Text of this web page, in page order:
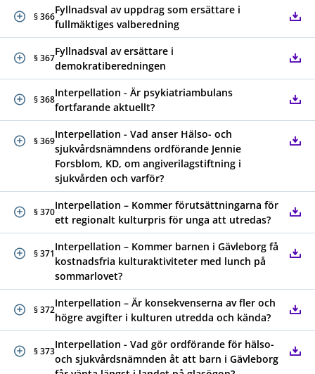
§ 366
Fyllnadsval av uppdrag som ersättare i
fullmäktiges valberedning
§ 367
Fyllnadsval av ersättare i
demokratiberedningen
§ 368
Interpellation - Är psykiatriambulans
fortfarande aktuellt?
§ 369
Interpellation - Vad anser Hälso- och
sjukvårdsnämndens ordförande Jennie
Forsblom, KD, om angiverilagstiftning i
sjukvården och varför?
§ 370
Interpellation – Kommer förutsättningarna för
ett regionalt kulturpris för unga att utredas?
§ 371
Interpellation – Kommer barnen i Gävleborg få
kostnadsfria kulturaktiviteter med lunch på
sommarlovet?
§ 372
Interpellation – Är konsekvenserna av fler och
högre avgifter i kulturen utredda och kända?
§ 373
Interpellation - Vad gör ordförande för hälso-
och sjukvårdsnämnden åt att barn i Gävleborg